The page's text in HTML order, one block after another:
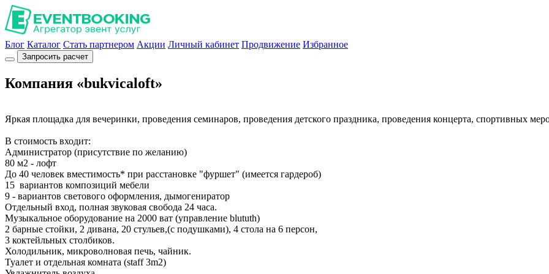
Блог Каталог Стать партнером Акции Личный кабинет Продвижение Избранное
Запросить расчет
Компания «bukvicaloft»
Яркая площадка для вечеринки, проведения семинаров, проведения детского праздника, проведения концерта, спортивных
В стоимость входит:
Администратор (присутствие по желанию)
80 м2 - лофт
До 40 человек вместимость* при расстановке "фуршет" (имеется гардероб)
15 вариантов композиций мебели
9 - вариантов светового оформления, дымогениратор
Отдельный вход, полная звуковая свобода 24 часа.
Музыкальное оборудование на 2000 ват (управление blututh)
2 барные стойки, 2 дивана, 20 стульев,(с подушками), 4 стола на 6 персон,
3 коктейльных столбиков.
Холодильник, микроволновая печь, чайник.
Туалет и отдельная комната (staff 3m2)